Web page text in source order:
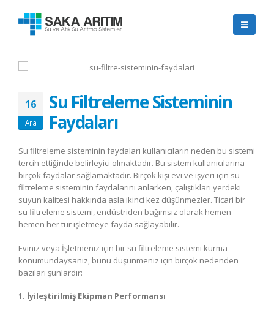
16
Ara
Su Filtreleme Sisteminin
Faydaları
Su filtreleme sisteminin faydaları kullanıcıların neden bu sistemi
tercih ettiğinde belirleyici olmaktadır. Bu sistem kullanıcılarına
birçok faydalar sağlamaktadır. Birçok kişi evi ve işyeri için su
filtreleme sisteminin faydalarını anlarken, çalıştıkları yerdeki
suyun kalitesi hakkında asla ikinci kez düşünmezler. Ticari bir
su filtreleme sistemi, endüstriden bağımsız olarak hemen
hemen her tür işletmeye fayda sağlayabilir.
Eviniz veya İşletmeniz için bir su filtreleme sistemi kurma
konumundaysanız, bunu düşünmeniz için birçok nedenden
bazıları şunlardır:
1. İyileştirilmiş Ekipman Performansı